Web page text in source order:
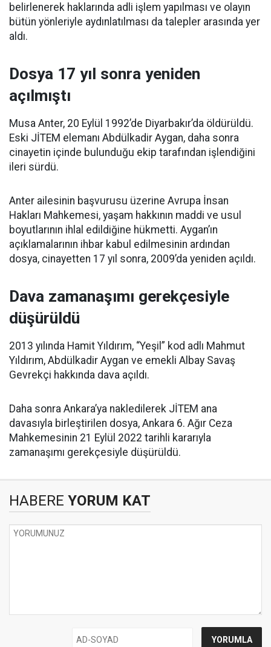
belirlenerek haklarında adli işlem yapılması ve olayın
bütün yönleriyle aydınlatılması da talepler arasında yer
aldı.
Dosya 17 yıl sonra yeniden
açılmıştı
Musa Anter, 20 Eylül 1992’de Diyarbakır’da öldürüldü.
Eski JİTEM elemanı Abdülkadir Aygan, daha sonra
cinayetin içinde bulunduğu ekip tarafından işlendiğini
ileri sürdü.
Anter ailesinin başvurusu üzerine Avrupa İnsan
Hakları Mahkemesi, yaşam hakkının maddi ve usul
boyutlarının ihlal edildiğine hükmetti. Aygan’ın
açıklamalarının ihbar kabul edilmesinin ardından
dosya, cinayetten 17 yıl sonra, 2009’da yeniden açıldı.
Dava zamanaşımı gerekçesiyle
düşürüldü
2013 yılında Hamit Yıldırım, “Yeşil” kod adlı Mahmut
Yıldırım, Abdülkadir Aygan ve emekli Albay Savaş
Gevrekçi hakkında dava açıldı.
Daha sonra Ankara’ya nakledilerek JİTEM ana
davasıyla birleştirilen dosya, Ankara 6. Ağır Ceza
Mahkemesinin 21 Eylül 2022 tarihli kararıyla
zamanaşımı gerekçesiyle düşürüldü.
HABERE YORUM KAT